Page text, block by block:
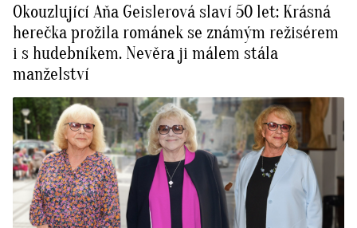
Okouzlující Aňa Geislerová slaví 50 let: Krásná
herečka prožila románek se známým režisérem
i s hudebníkem. Nevěra ji málem stála
manželství